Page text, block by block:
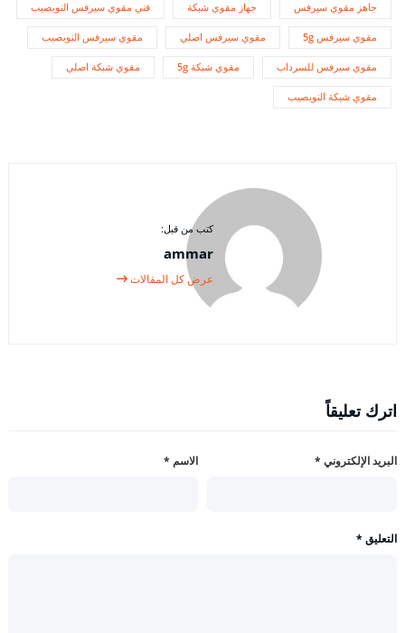
جاهز مقوي سيرفس جهاز مقوي شبكة فني مقوي سيرفس النويصيب
مقوي سيرفس 5g مقوي سيرفس اصلي مقوي سيرفس النويصيب
مقوي سيرفس للسرداب مقوي شبكة 5g مقوي شبكة اصلي
مقوي شبكة النويصيب
كتب من قبل:
ammar
عرض كل المقالات
اترك تعليقاً
الاسم * البريد الإلكتروني *
التعليق *